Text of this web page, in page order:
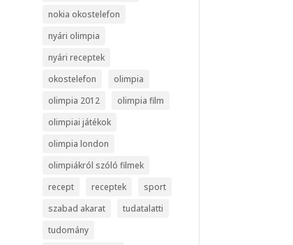
nokia okostelefon
nyári olimpia
nyári receptek
okostelefon
olimpia
olimpia 2012
olimpia film
olimpiai játékok
olimpia london
olimpiákról szóló filmek
recept
receptek
sport
szabad akarat
tudatalatti
tudomány